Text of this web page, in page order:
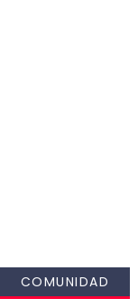
COMUNIDAD